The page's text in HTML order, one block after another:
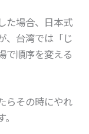
た場合、日本式
、台湾では「じ
で順序を変える
らその時にやれ